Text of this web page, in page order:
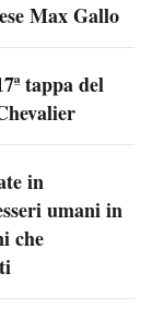
Max Gallo
tappa del
in
umani in
che